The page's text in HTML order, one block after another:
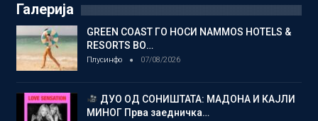
Галерија
GREEN COAST ГО НОСИ NAMMOS HOTELS &
RESORTS ВО…
Плусинфо 07/08/2026
ДУО ОД СОНИШТАТА: МАДОНА И КАЈЛИ
МИНОГ Прва заедничка…